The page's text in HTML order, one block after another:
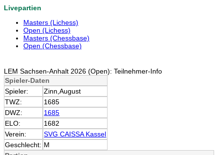
Livepartien
Masters (Lichess)
Open (Lichess)
Masters (Chessbase)
Open (Chessbase)
LEM Sachsen-Anhalt 2026 (Open): Teilnehmer-Info
Spieler-Daten
Spieler:
Zinn,August
TWZ:
1685
DWZ:
1685
ELO:
1682
Verein:
SVG CAISSA Kassel
Geschlecht: M